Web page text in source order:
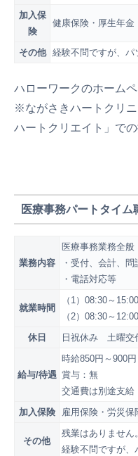
加入保
険
健康保険・厚生年金
その他 経験不問ですが、パ
ハローワークのホーム
※ながさきハートクリ
ハートクリエイト」での
医療事務パートタイ
業務内容
医療事務業務全般
・受付、会計、問
・電話対応等
就業時間
（1）08:30～
（2）08:30～
休日
日祝休み 土曜交
給与/待遇
時給850円～900円
賞与：無
交通費は別途支給
加入保険
雇用保険・労災保
その他
残業はありません。
経験不問ですが、